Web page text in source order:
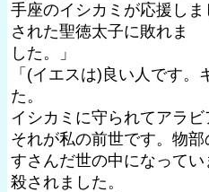
手座のイシカミが応援し
された聖徳太子に敗れま
した。」
「(イエスは)良い人です
た。
イシカミに守られてアラビ
それが私の前世です。物部
すさんだ世の中になって
殺されました。